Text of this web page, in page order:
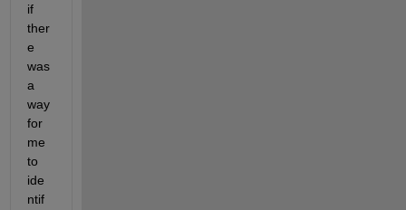
if
ther
e
was
a
way
for
me
to
ide
ntif